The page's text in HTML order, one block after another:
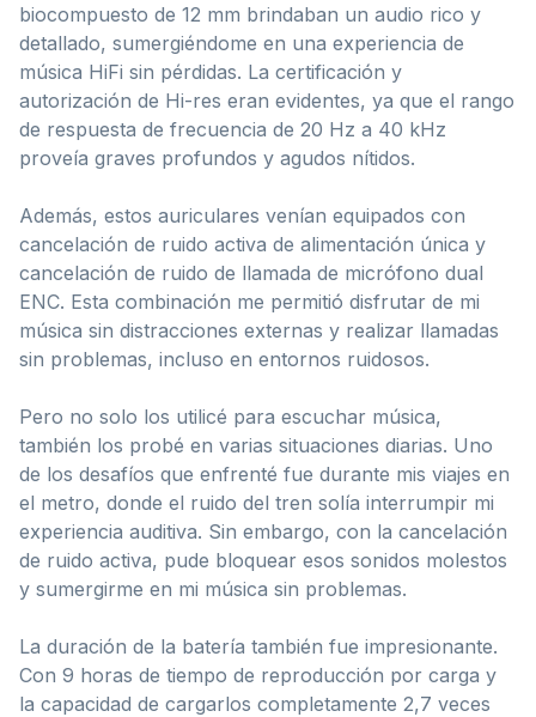
biocompuesto de 12 mm brindaban un audio rico y
detallado, sumergiéndome en una experiencia de
música HiFi sin pérdidas. La certificación y
autorización de Hi-res eran evidentes, ya que el rango
de respuesta de frecuencia de 20 Hz a 40 kHz
proveía graves profundos y agudos nítidos.
Además, estos auriculares venían equipados con
cancelación de ruido activa de alimentación única y
cancelación de ruido de llamada de micrófono dual
ENC. Esta combinación me permitió disfrutar de mi
música sin distracciones externas y realizar llamadas
sin problemas, incluso en entornos ruidosos.
Pero no solo los utilicé para escuchar música,
también los probé en varias situaciones diarias. Uno
de los desafíos que enfrenté fue durante mis viajes en
el metro, donde el ruido del tren solía interrumpir mi
experiencia auditiva. Sin embargo, con la cancelación
de ruido activa, pude bloquear esos sonidos molestos
y sumergirme en mi música sin problemas.
La duración de la batería también fue impresionante.
Con 9 horas de tiempo de reproducción por carga y
la capacidad de cargarlos completamente 2,7 veces